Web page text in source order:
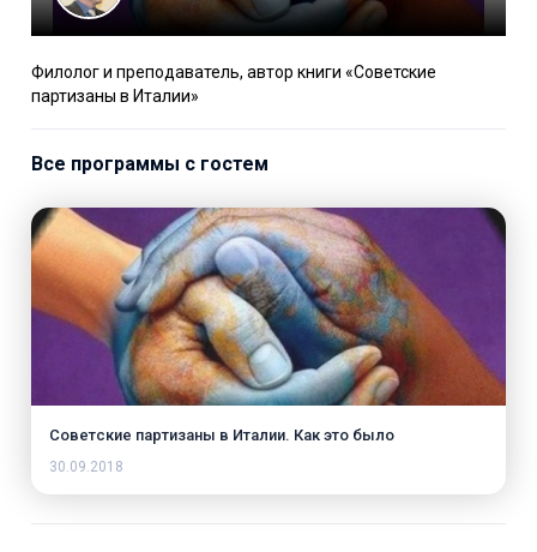
Филолог и преподаватель, автор книги «Советские
партизаны в Италии»
Все программы с гостем
Советские партизаны в Италии. Как это было
30.09.2018